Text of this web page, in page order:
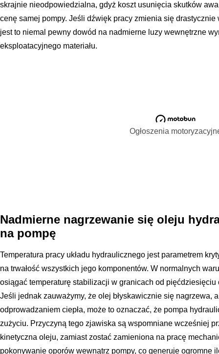
skrajnie nieodpowiedzialna, gdyż koszt usunięcia skutków
cenę samej pompy. Jeśli dźwięk pracy zmienia się
jest to niemal pewny dowód na nadmierne luzy wewnętrzne
eksploatacyjnego materiału.
Ogłoszenia
Nadmierne nagrzewanie się oleju
na pompę
Temperatura pracy układu hydraulicznego jest parametrem
na trwałość wszystkich jego komponentów. W normalnych
osiągać temperaturę stabilizacji w granicach od
Jeśli jednak zauważymy, że olej błyskawicznie się nagrzewa,
odprowadzaniem ciepła, może to oznaczać, że pompa
zużyciu. Przyczyną tego zjawiska są wspomniane wcześniej
kinetyczna oleju, zamiast zostać zamieniona na pracę
pokonywanie oporów wewnątrz pompy, co generuje ogromne